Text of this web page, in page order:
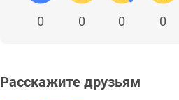
0 0 0 0
Расскажите друзьям